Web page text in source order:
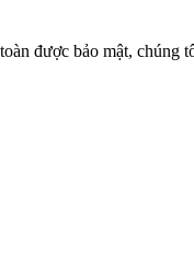
được bảo mật,